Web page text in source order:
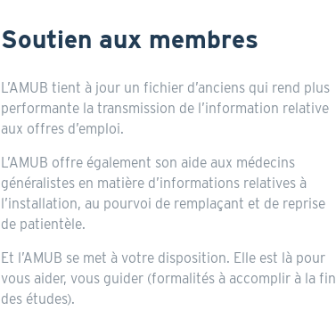
Soutien aux membres
L’AMUB tient à jour un fichier d’anciens qui rend plus
performante la transmission de l’information relative
aux offres d’emploi.
L’AMUB offre également son aide aux médecins
généralistes en matière d’informations relatives à
l’installation, au pourvoi de remplaçant et de reprise
de patientèle.
Et l’AMUB se met à votre disposition. Elle est là pour
vous aider, vous guider (formalités à accomplir à la fin
des études).